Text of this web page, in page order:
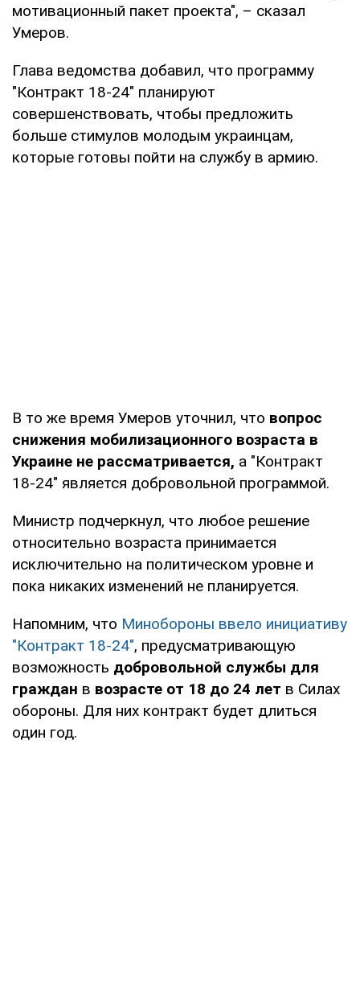
мотивационный пакет проекта", – сказал
Умеров.
Глава ведомства добавил, что программу
"Контракт 18-24" планируют
совершенствовать, чтобы предложить
больше стимулов молодым украинцам,
которые готовы пойти на службу в армию.
В то же время Умеров уточнил, что вопрос
снижения мобилизационного возраста в
Украине не рассматривается, а "Контракт
18-24" является добровольной программой.
Министр подчеркнул, что любое решение
относительно возраста принимается
исключительно на политическом уровне и
пока никаких изменений не планируется.
Напомним, что Минобороны ввело инициативу
"Контракт 18-24", предусматривающую
возможность добровольной службы для
граждан в возрасте от 18 до 24 лет в Силах
обороны. Для них контракт будет длиться
один год.